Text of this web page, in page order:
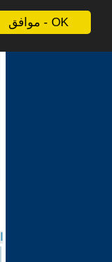
موافق - OK